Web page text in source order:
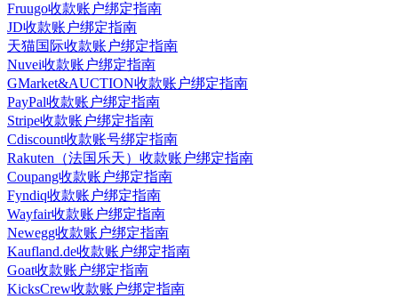
Fruugo收款账户绑定指南
JD收款账户绑定指南
天猫国际收款账户绑定指南
Nuvei收款账户绑定指南
GMarket&AUCTION收款账户绑定指南
PayPal收款账户绑定指南
Stripe收款账户绑定指南
Cdiscount收款账号绑定指南
Rakuten（法国乐天）收款账户绑定指南
Coupang收款账户绑定指南
Fyndiq收款账户绑定指南
Wayfair收款账户绑定指南
Newegg收款账户绑定指南
Kaufland.de收款账户绑定指南
Goat收款账户绑定指南
KicksCrew收款账户绑定指南